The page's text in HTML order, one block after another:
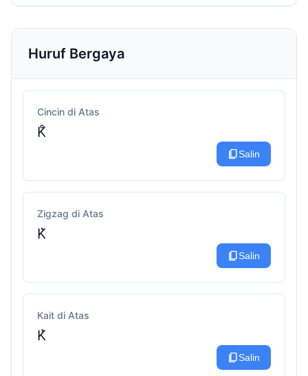
Huruf Bergaya
Cincin di Atas
K̊
content_copySalin
Zigzag di Atas
K͛
content_copySalin
Kait di Atas
K̉
content_copySalin